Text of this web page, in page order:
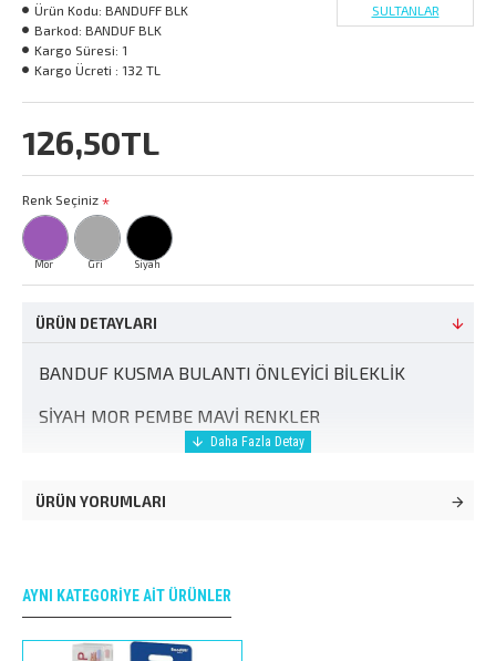
126,50TL
Ürün Kodu: BANDUFF BLK
Barkod: BANDUF BLK
Kargo Süresi: 1
Kargo Ücreti : 132 TL
SULTANLAR
Renk Seçiniz
Mor Gri Siyah
ÜRÜN DETAYLARI
BANDUF KUSMA BULANTI ÖNLEYİCİ BİLEKLİK
SİYAH MOR PEMBE MAVİ RENKLER
ÜRÜN YORUMLARI
AYNI KATEGORIYE AIT ÜRÜNLER